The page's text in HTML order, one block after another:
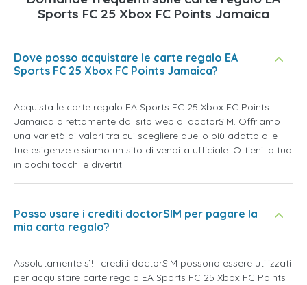
Sports FC 25 Xbox FC Points Jamaica
Dove posso acquistare le carte regalo EA
Sports FC 25 Xbox FC Points Jamaica?
Acquista le carte regalo EA Sports FC 25 Xbox FC Points
Jamaica direttamente dal sito web di doctorSIM. Offriamo
una varietà di valori tra cui scegliere quello più adatto alle
tue esigenze e siamo un sito di vendita ufficiale. Ottieni la tua
in pochi tocchi e divertiti!
Posso usare i crediti doctorSIM per pagare la
mia carta regalo?
Assolutamente sì! I crediti doctorSIM possono essere utilizzati
per acquistare carte regalo EA Sports FC 25 Xbox FC Points